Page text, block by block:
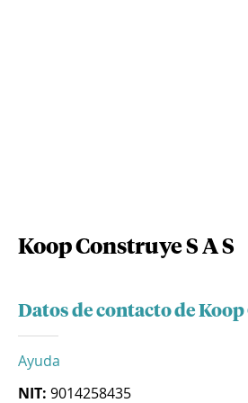
Koop Construye S A S
Datos de contacto de Koop
Ayuda
NIT: 9014258435